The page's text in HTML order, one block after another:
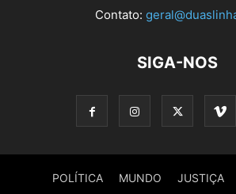
Contato:
SIGA-NOS
POLÍTICA MUNDO JUSTIÇA